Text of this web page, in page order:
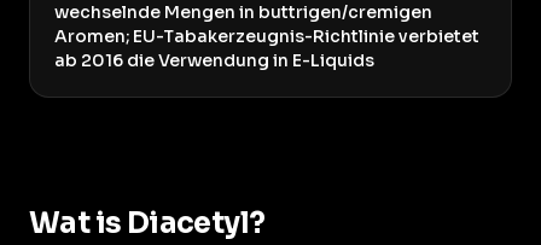
wechselnde Mengen in buttrigen/cremigen
Aromen; EU-Tabakerzeugnis-Richtlinie verbietet
ab 2016 die Verwendung in E-Liquids
Wat is Diacetyl?